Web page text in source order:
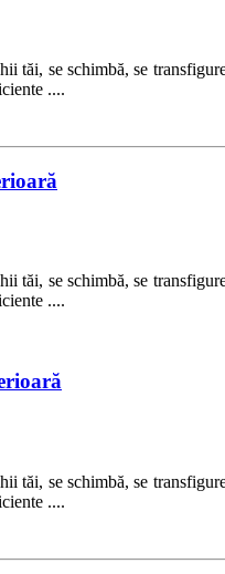
tăi, se schimbă, se
....
tăi, se schimbă, se
....
tăi, se schimbă, se
....